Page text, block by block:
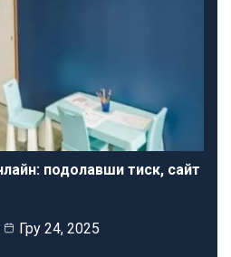
подолавши тиск, сайт
Гру 24, 2025